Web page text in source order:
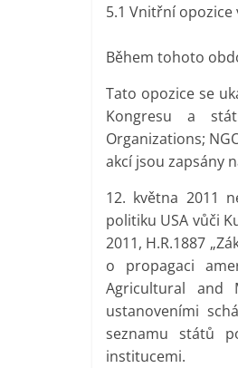
5.1 Vnitřní opozice
Během tohoto
Tato opozice se
Kongresu a
Organizations;
akcí jsou zapsány
12. května 2011
politiku USA vůči
2011, H.R.1887
o propagaci
Agricultural and
ustanoveními
seznamu států
institucemi.